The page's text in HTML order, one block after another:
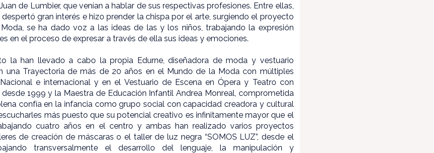
de Lumbier, que venían a hablar de sus respectivas profesiones. Entre ellas,
gran interés e hizo prender la chispa por el arte, surgiendo el proyecto
se ha dado voz a las ideas de las y los niños, trabajando la expresión
en el proceso de expresar a través de ella sus ideas y emociones.
la han llevado a cabo la propia Edurne, diseñadora de moda y vestuario
una Trayectoria de más de 20 años en el Mundo de la Moda con múltiples
e internacional y en el Vestuario de Escena en Ópera y Teatro con
1999 y la Maestra de Educación Infantil Andrea Monreal, comprometida
confía en la infancia como grupo social con capacidad creadora y cultural
más puesto que su potencial creativo es infinitamente mayor que el
cuatro años en el centro y ambas han realizado varios proyectos
de creación de máscaras o el taller de luz negra “SOMOS LUZ”, desde el
transversalmente el desarrollo del lenguaje, la manipulación y